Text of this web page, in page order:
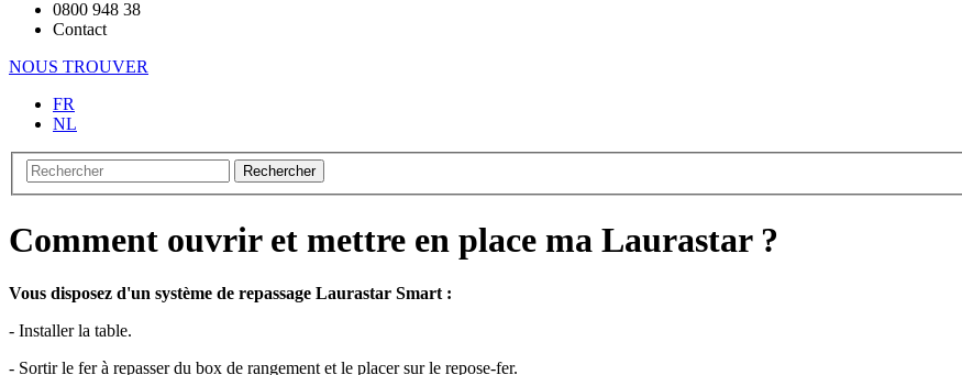
0800 948 38
Contact
NOUS TROUVER
FR
NL
Rechercher
Comment ouvrir et mettre en place ma Laurastar ?
Vous disposez d'un système de repassage Laurastar Smart :
- Installer la table.
- Sortir le fer à repasser du box de rangement et le placer sur le repose-fer.